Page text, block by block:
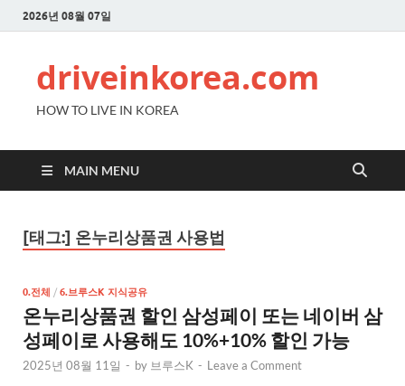
2026년 08월 07일
driveinkorea.com
HOW TO LIVE IN KOREA
MAIN MENU
[태그:] 온누리상품권 사용법
0.전체 / 6.브루스K 지식공유
온누리상품권 할인 삼성페이 또는 네이버 삼
성페이로 사용해도 10%+10% 할인 가능
2025년 08월 11일 - by 브루스K - Leave a Comment